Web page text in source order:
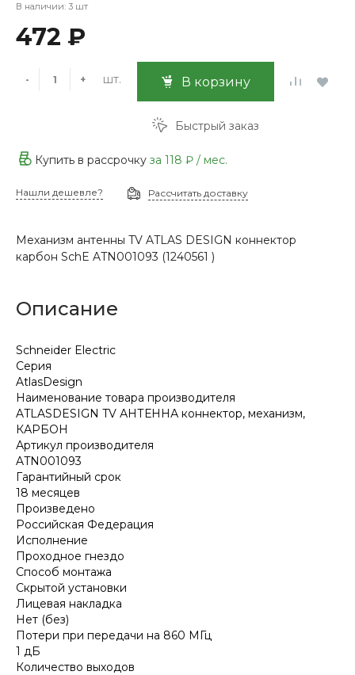
В наличии: 3 шт
472 ₽
- + шт. В корзину
Быстрый заказ
Купить в рассрочку за 118 ₽ / мес.
Нашли дешевле? Рассчитать доставку
Механизм антенны TV ATLAS DESIGN коннектор
карбон SchE ATN001093 (1240561 )
Описание
Schneider Electric
Серия
AtlasDesign
Наименование товара производителя
ATLASDESIGN TV АНТЕННА коннектор, механизм,
КАРБОН
Артикул производителя
ATN001093
Гарантийный срок
18 месяцев
Произведено
Российская Федерация
Исполнение
Проходное гнездо
Способ монтажа
Скрытой установки
Лицевая накладка
Нет (без)
Потери при передачи на 860 МГц
1 дБ
Количество выходов